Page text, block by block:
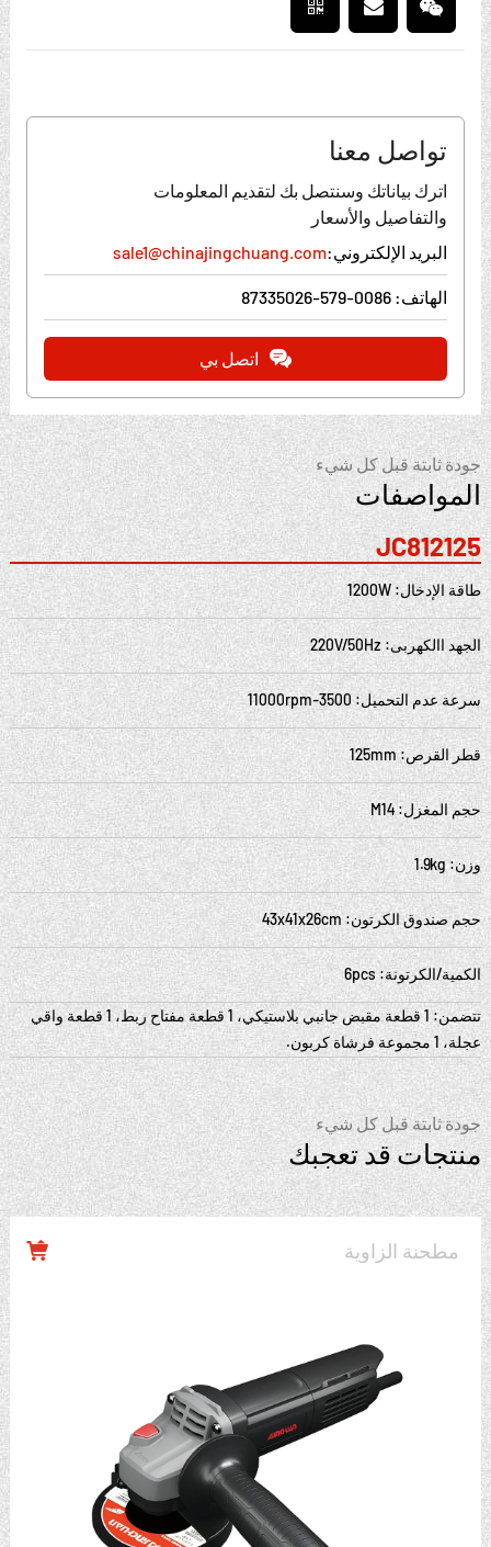
تواصل معنا
اترك بياناتك وسنتصل بك لتقديم المعلومات
والتفاصيل والأسعار
البريد الإلكتروني:sale1@chinajingchuang.com
الهاتف: 0086-579-87335026
اتصل بي
جودة ثابتة قبل كل شيء
المواصفات
JC812125
طاقة الإدخال: 1200W
الجهد االكهربى: 220V/50Hz
سرعة عدم التحميل: 3500-11000rpm
قطر القرص: 125mm
حجم المغزل: M14
وزن: 1.9kg
حجم صندوق الكرتون: 43x41x26cm
الكمية/الكرتونة: 6pcs
تتضمن: 1 قطعة مقبض جانبي بلاستيكي، 1 قطعة مفتاح ربط، 1 قطعة واقي
عجلة، 1 مجموعة فرشاة كربون.
جودة ثابتة قبل كل شيء
منتجات قد تعجبك
مطحنة الزاوية 